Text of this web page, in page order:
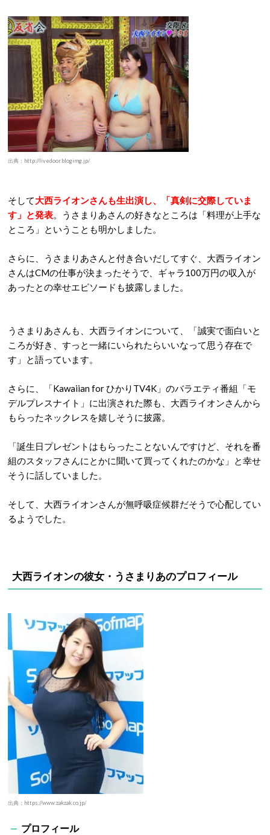
出典：http://livedoor.blogimg.jp/
そして大西ライオンさんも生出演し、「真剣に交際していま
す」と発表。うさまりあさんの好きなところは「料理が上手な
ところ」ということも明かしました。
さらに、うさまりあさんと付き合いだしてすぐ、大西ライオン
さんはCMの仕事が決まったそうで、ギャラ100万円の収入が
あったとの幸せエピソードも披露しました。
うさまりあさんも、大西ライオンについて、「誠実で面白いと
ころが好き、すっと一緒にいられたらいいなって思う存在で
す」と語っています。
さらに、「Kawaiian for ひかりTV4K」のバラエティ番組「モ
デルプレスナイト」に出演された際も、大西ライオンさんから
もらったネックレスを嬉しそうに披露。
「誕生日プレゼントはもらったことないんですけど、それを番
組のスタッフさんにとかに聞いて買ってくれたのかな」と幸せ
そうに話していました。
そして、大西ライオンさんが無呼吸症候群だそうで心配してい
るようでした。
大西ライオンの彼女・うさまりあのプロフィール
出典：https://www.zakzak.co.jp/
プロフィール